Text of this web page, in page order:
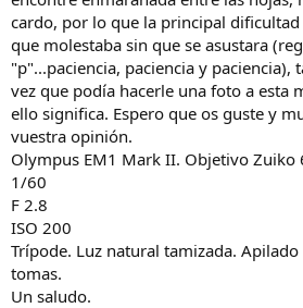
cardo, por lo que la principal
que molestaba sin que se asustara
"p"...paciencia, paciencia y
vez que podía hacerle una foto a esta
ello significa. Espero que os guste y
vuestra opinión.
Olympus EM1 Mark II. Objetivo Zuiko
1/60
F 2.8
ISO 200
Trípode. Luz natural tamizada.
tomas.
Un saludo.